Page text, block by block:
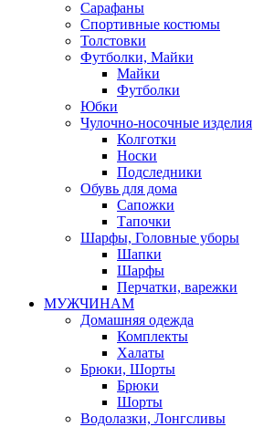
Сарафаны
Спортивные костюмы
Толстовки
Футболки, Майки
Майки
Футболки
Юбки
Чулочно-носочные изделия
Колготки
Носки
Подследники
Обувь для дома
Сапожки
Тапочки
Шарфы, Головные уборы
Шапки
Шарфы
Перчатки, варежки
МУЖЧИНАМ
Домашняя одежда
Комплекты
Халаты
Брюки, Шорты
Брюки
Шорты
Водолазки, Лонгсливы